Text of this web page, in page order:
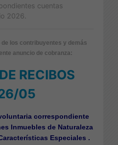
cuentas
2026.
los contribuyentes y demás
anuncio de cobranza:
RECIBOS
05
correspondiente
Inmuebles de Naturaleza
Especiales .